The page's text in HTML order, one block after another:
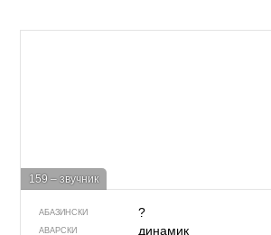
159 – звучник
АБАЗИНСКИ ?
АВАРСКИ динамик